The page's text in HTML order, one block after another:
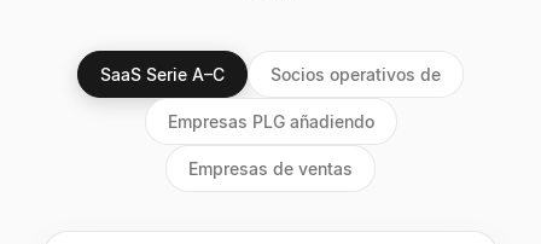
SaaS Serie A–C Socios operativos de
Empresas PLG añadiendo
Empresas de ventas